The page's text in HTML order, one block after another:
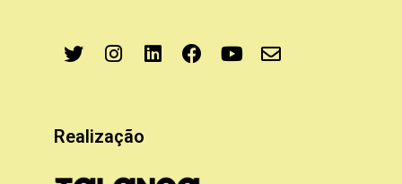
Realização